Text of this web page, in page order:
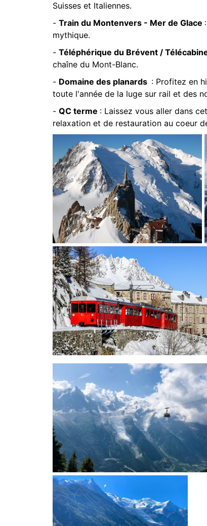
Suisses et Italiennes.
- Train du Montenvers - Mer de Glace
mythique.
- Téléphérique du Brévent /
chaîne du Mont-Blanc.
- Domaine des planards : Profitez en
toute l'année de la luge sur rail et des
- QC terme : Laissez vous aller dans
relaxation et de restauration au coeur